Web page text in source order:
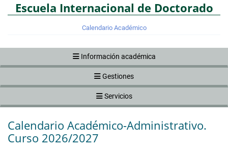
Escuela Internacional de Doctorado
Calendario Académico
Información académica
Gestiones
Servicios
Calendario Académico-Administrativo.
Curso 2026/2027